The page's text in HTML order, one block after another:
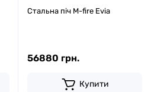
Стальна піч M-fire Evia
56880 грн.
Купити